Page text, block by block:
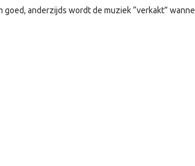
goed, anderzijds wordt de muziek “verkakt”